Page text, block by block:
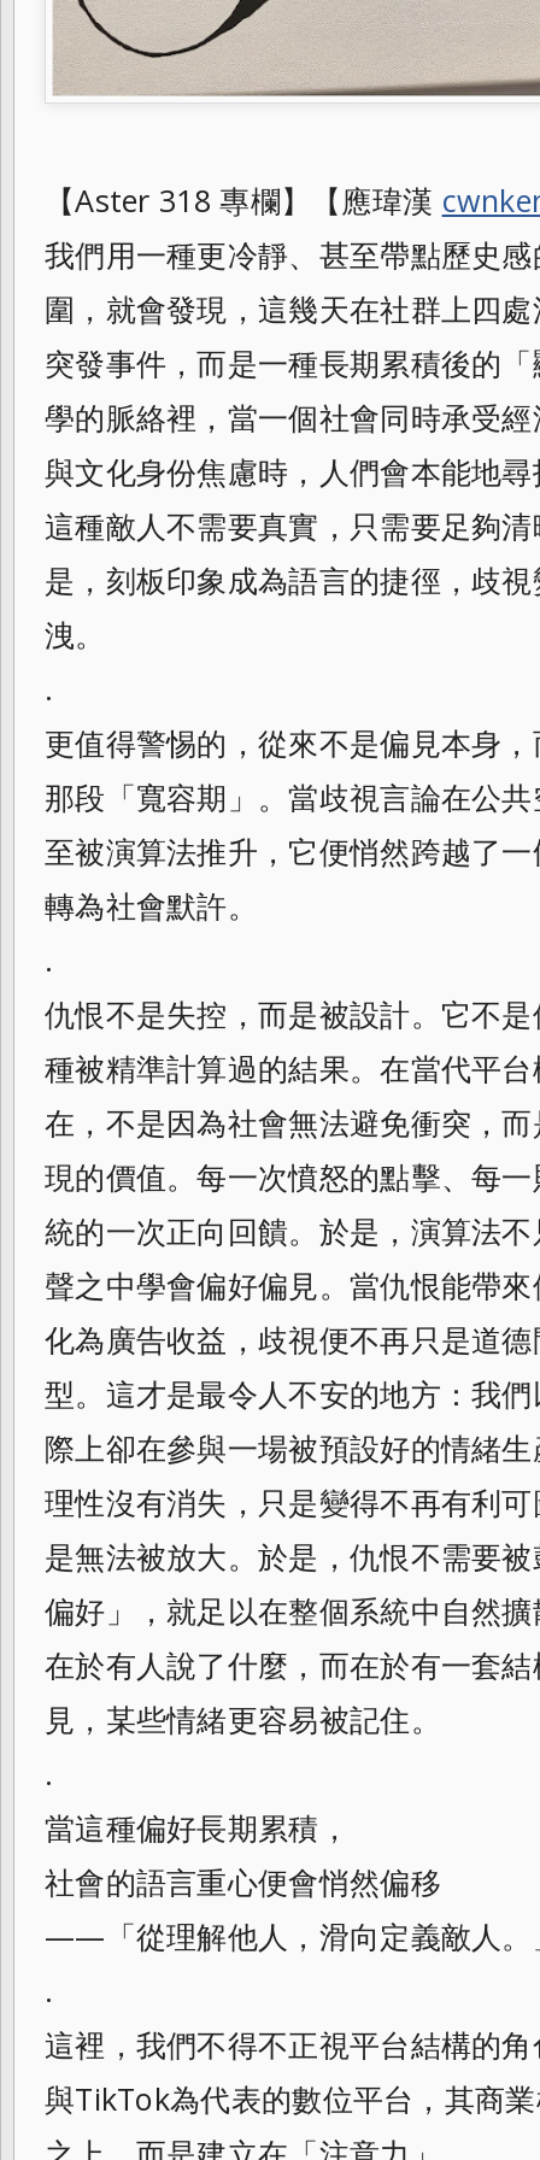
【Aster 318 專欄】【應瑋漢
我們用一種更冷靜、甚至帶點歷史
圍，就會發現，這幾天在社群上四
突發事件，而是一種長期累積後的
學的脈絡裡，當一個社會同時承受
與文化身份焦慮時，人們會本能地
這種敵人不需要真實，只需要足夠
是，刻板印象成為語言的捷徑，歧
洩。
.
更值得警惕的，從來不是偏見本身
那段「寬容期」。當歧視言論在公
至被演算法推升，它便悄然跨越了
轉為社會默許。
.
仇恨不是失控，而是被設計。它不
種被精準計算過的結果。在當代平
在，不是因為社會無法避免衝突，
現的價值。每一次憤怒的點擊、每
統的一次正向回饋。於是，演算法
聲之中學會偏好偏見。當仇恨能帶
化為廣告收益，歧視便不再只是道
型。這才是最令人不安的地方：我
際上卻在參與一場被預設好的情緒
理性沒有消失，只是變得不再有利
是無法被放大。於是，仇恨不需要
偏好」，就足以在整個系統中自然
在於有人說了什麼，而在於有一套
見，某些情緒更容易被記住。
.
當這種偏好長期累積，
社會的語言重心便會悄然偏移
——「從理解他人，滑向定義敵人。
.
這裡，我們不得不正視平台結構的
與TikTok為代表的數位平台，其商